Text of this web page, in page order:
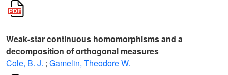
Weak-star continuous homomorphisms and a
decomposition of orthogonal measures
Cole, B. J. ; Gamelin, Theodore W.